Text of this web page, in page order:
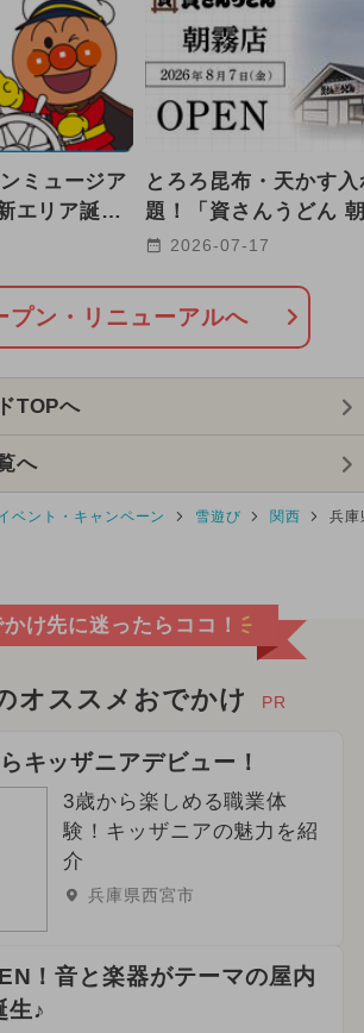
イベント
イベント
イベント キャラクター
2026年1月のイベント
イベント
ベント
イベント
イベント
ベント
イベント クリスマス
イベント
イベント
イベント
イベント
イベント
ベント
ベント
ミュージア
エリア誕生
ーマ！
とろろ昆布・天かす入
題！「資さんうどん
店」が明石市に2026
2026-07-17
プン・リニューアルへ
TOPへ
へ
ベント・キャンペーン 雪遊び 関西 兵庫
け先に迷ったらココ！
オススメおでかけ PR
キッザニアデビュー！
3歳から楽しめる職業体
験！キッザニアの魅力を紹
介
兵庫県西宮市
！音と楽器がテーマの屋内
生♪